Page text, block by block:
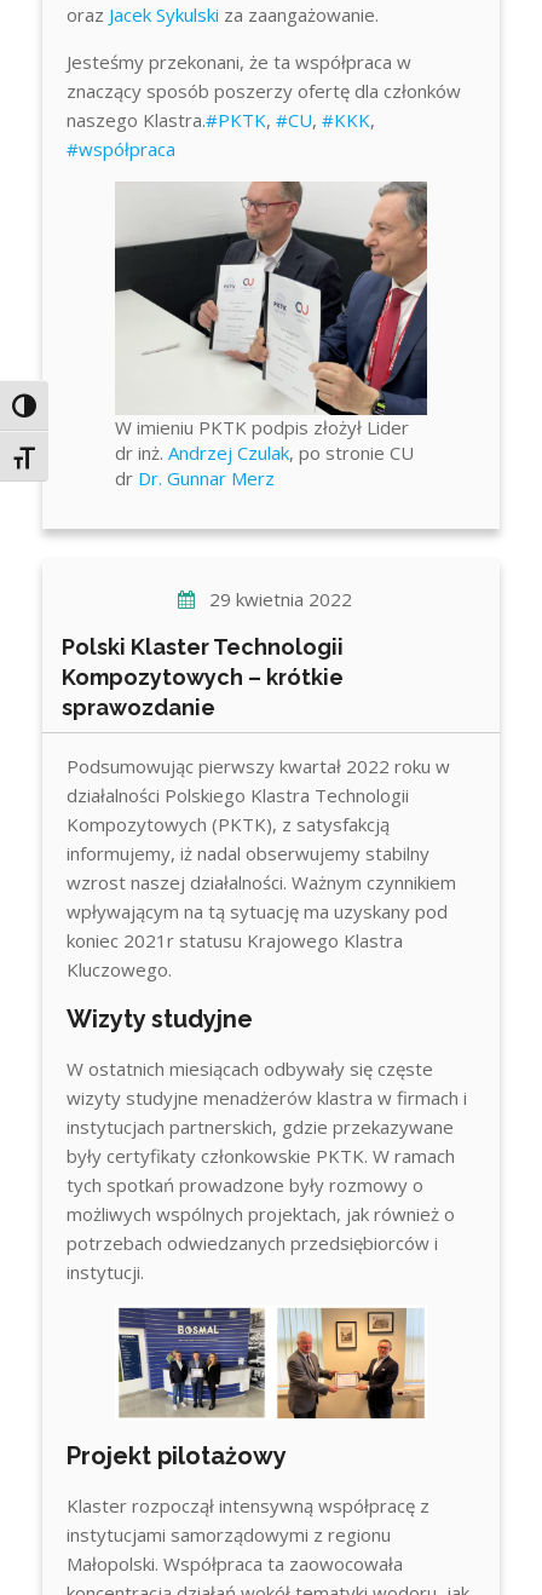
Toggle High Contrast
Toggle Font size
oraz Jacek Sykulski za zaangażowanie.
Jesteśmy przekonani, że ta współpraca w
znaczący sposób poszerzy ofertę dla członków
naszego Klastra.#PKTK, #CU, #KKK,
#współpraca
W imieniu PKTK podpis złożył Lider
dr inż. Andrzej Czulak, po stronie CU
dr Dr. Gunnar Merz
29 kwietnia 2022
Polski Klaster Technologii
Kompozytowych – krótkie
sprawozdanie
Podsumowując pierwszy kwartał 2022 roku w
działalności Polskiego Klastra Technologii
Kompozytowych (PKTK), z satysfakcją
informujemy, iż nadal obserwujemy stabilny
wzrost naszej działalności. Ważnym czynnikiem
wpływającym na tą sytuację ma uzyskany pod
koniec 2021r statusu Krajowego Klastra
Kluczowego.
Wizyty studyjne
W ostatnich miesiącach odbywały się częste
wizyty studyjne menadżerów klastra w firmach i
instytucjach partnerskich, gdzie przekazywane
były certyfikaty członkowskie PKTK. W ramach
tych spotkań prowadzone były rozmowy o
możliwych wspólnych projektach, jak również o
potrzebach odwiedzanych przedsiębiorców i
instytucji.
Projekt pilotażowy
Klaster rozpoczął intensywną współpracę z
instytucjami samorządowymi z regionu
Małopolski. Współpraca ta zaowocowała